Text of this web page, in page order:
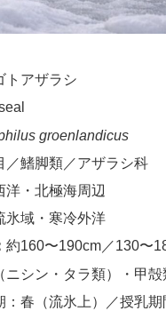
トアザラシ
groenlandicus
／鰭脚類／アザラシ科
洋・北極海周辺
氷域・寒冷外洋
約160〜190cm／130〜
ニシン・タラ類）・甲殻
：春（流氷上）／授乳